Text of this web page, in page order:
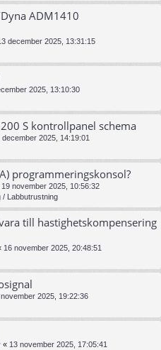
ADM1410
december 2025, 13:31:15
2025, 13:10:30
S kontrollpanel schema
december 2025, 14:19:01
programmeringskonsol?
19 november 2025, 10:56:32
/ Labbutrustning
till hastighetskompensering
16 november 2025, 20:48:51
november 2025, 19:22:36
« 13 november 2025, 17:05:41